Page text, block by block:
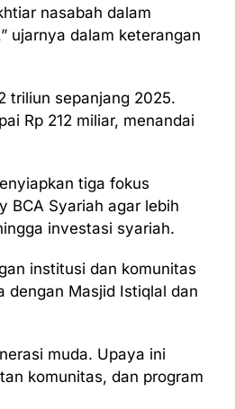
nasabah dalam
ujarnya dalam keterangan
triliun sepanjang 2025.
Rp 212 miliar, menandai
tiga fokus
BCA Syariah agar lebih
investasi syariah.
institusi dan komunitas
dengan Masjid Istiqlal dan
muda. Upaya ini
komunitas, dan program